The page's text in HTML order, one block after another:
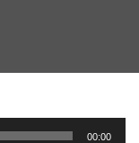
00:00